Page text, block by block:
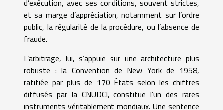
d’exécution, avec ses conditions, souvent strictes,
et sa marge d’appréciation, notamment sur l’ordre
public, la régularité de la procédure, ou l’absence de
fraude.
L’arbitrage, lui, s’appuie sur une architecture plus
robuste : la Convention de New York de 1958,
ratifiée par plus de 170 États selon les chiffres
diffusés par la CNUDCI, constitue l’un des rares
instruments véritablement mondiaux. Une sentence